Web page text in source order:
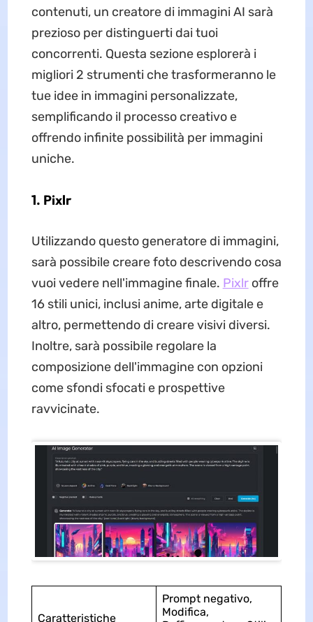
contenuti, un creatore di immagini AI sarà
prezioso per distinguerti dai tuoi
concorrenti. Questa sezione esplorerà i
migliori 2 strumenti che trasformeranno le
tue idee in immagini personalizzate,
semplificando il processo creativo e
offrendo infinite possibilità per immagini
uniche.
1. Pixlr
Utilizzando questo generatore di immagini,
sarà possibile creare foto descrivendo cosa
vuoi vedere nell'immagine finale. Pixlroffre
16 stili unici, inclusi anime, arte digitale e
altro, permettendo di creare visivi diversi.
Inoltre, sarà possibile regolare la
composizione dell'immagine con opzioni
come sfondi sfocati e prospettive
ravvicinate.
Caratteristiche
Prompt negativo,
Modifica,